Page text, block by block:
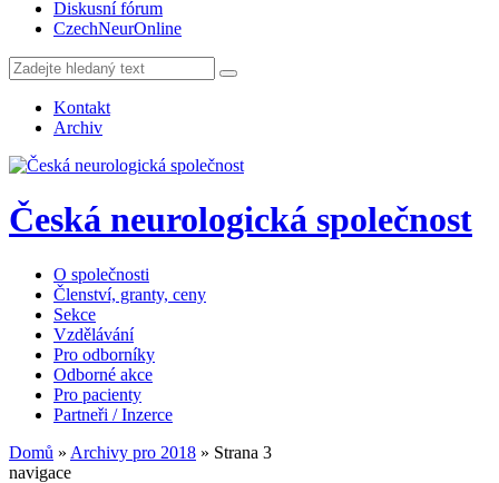
Diskusní fórum
CzechNeurOnline
Kontakt
Archiv
Česká neurologická společnost
O společnosti
Členství, granty, ceny
Sekce
Vzdělávání
Pro odborníky
Odborné akce
Pro pacienty
Partneři / Inzerce
Domů » Archivy pro 2018 » Strana 3
navigace